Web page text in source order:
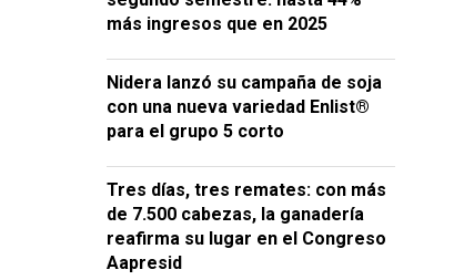
más ingresos que en 2025
Nidera lanzó su campaña de soja
con una nueva variedad Enlist®
para el grupo 5 corto
Tres días, tres remates: con más
de 7.500 cabezas, la ganadería
reafirma su lugar en el Congreso
Aapresid